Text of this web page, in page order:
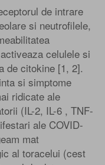
de intrare
si neutrofilele,
celulele si
de citokine [1, 2].
si simptome
ridicate ale
(IL-2, IL-6 , TNF-
ale COVID-
mat
al toracelui (cest